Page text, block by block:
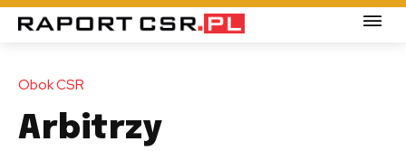
Obok CSR
Arbitrzy